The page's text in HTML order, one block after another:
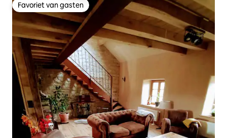
Favoriet van gasten
Favoriet van gasten